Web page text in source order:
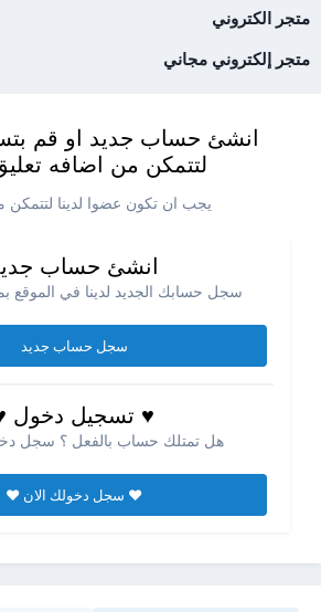
متجر الكتروني
متجر إلكتروني مجاني
انشئ حساب جديد او قم
لتتمكن من اضافه
يجب ان تكون عضوا لدينا لتتمكن
انشئ حساب
سجل حسابك الجديد لدينا في الموقع
سجل حساب جديد
♥ تسجيل دخول ♥
هل تمتلك حساب بالفعل ؟ سجل
♥ سجل دخولك الان ♥